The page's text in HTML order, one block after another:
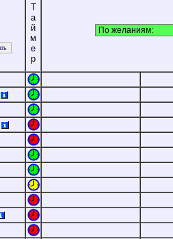
Т
а
й
м
е
р